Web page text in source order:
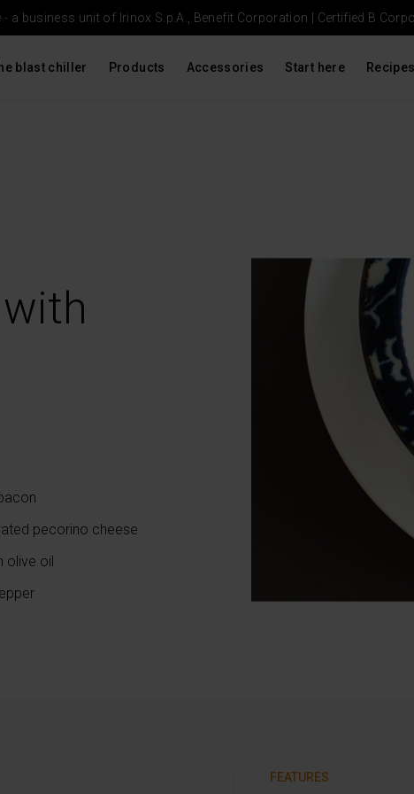
a business unit of Irinox S.p.A., Benefit Corporation | Certified B
blast chiller Products Accessories Start here Recipes
pecorino cheese
olive oil
FEATURES